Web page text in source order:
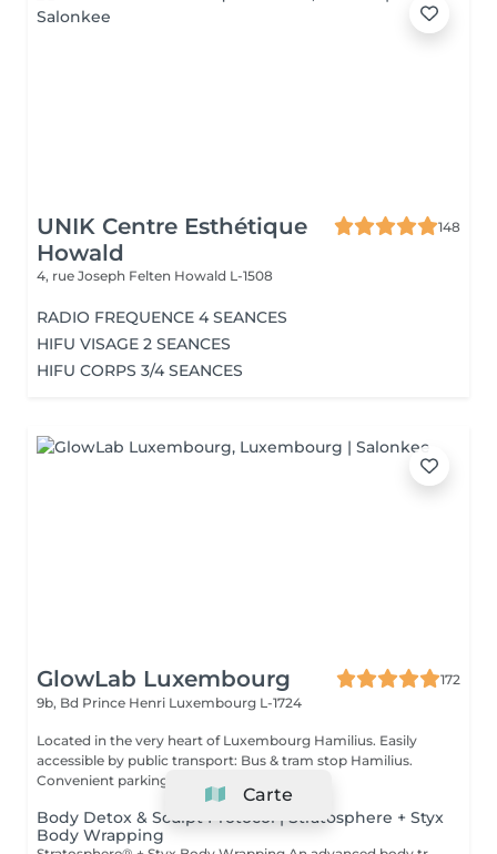
UNIK Centre Esthétique
Howald
148
4, rue Joseph Felten Howald L-1508
RADIO FREQUENCE 4 SEANCES
HIFU VISAGE 2 SEANCES
HIFU CORPS 3/4 SEANCES
GlowLab Luxembourg
172
9b, Bd Prince Henri Luxembourg L-1724
Located in the very heart of Luxembourg Hamilius. Easily
accessible by public transport: Bus & tram stop Hamilius.
Convenient parking nearby: - Mo...
Body Detox & Sculpt Protocol | Stratosphere + Styx
Body Wrapping
Carte